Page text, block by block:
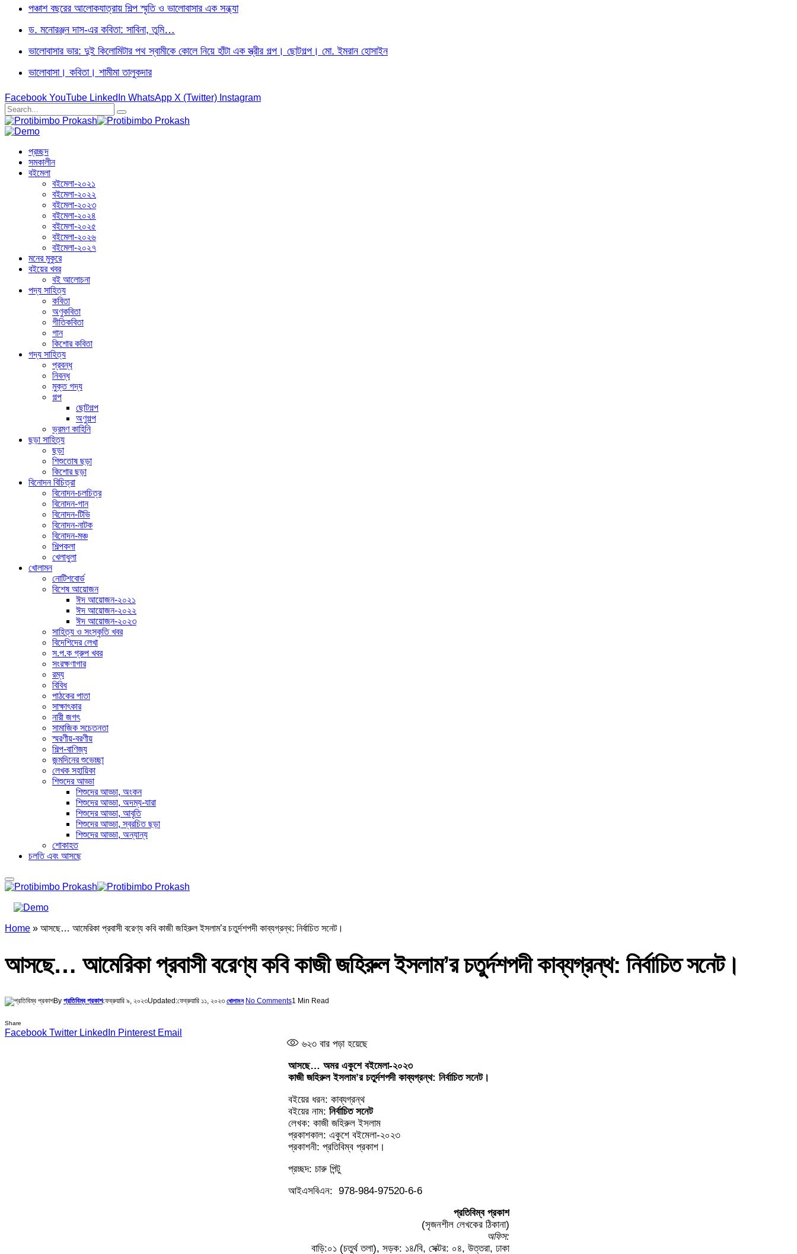
পঞ্চাশ বছরের আলোকযাত্রায় শিল্প স্মৃতি ও ভালোবাসার এক সন্ধ্যা
ড. মনোরঞ্জন দাস-এর কবিতা: সাবিনা, তুমি…
ভালোবাসার ভার: দুই কিলোমিটার পথ স্বামীকে কোলে নিয়ে হাঁটা এক স্ত্রীর গল্প। ছোটগল্প। ‎মো. ইমরান হোসাইন
ভালোবাসা। কবিতা। শামীমা তালুকদার
Facebook YouTube LinkedIn WhatsApp X (Twitter) Instagram
প্রচ্ছদ
সমকালীন
বইমেলা
বইমেলা-২০২১
বইমেলা-২০২২
বইমেলা-২০২৩
বইমেলা-২০২৪
বইমেলা-২০২৫
বইমেলা-২০২৬
বইমেলা-২০২৭
মনের মুকুরে
বইয়ের খবর
বই আলোচনা
পদ্য সাহিত্য
কবিতা
অণুকবিতা
গীতিকবিতা
গান
কিশোর কবিতা
গদ্য সাহিত্য
প্রবন্ধ
নিবন্ধ
মুক্ত গদ্য
গল্প
ছোটগল্প
অণুগল্প
ভ্রমণ কাহিনি
ছড়া সাহিত্য
ছড়া
শিশুতোষ ছড়া
কিশোর ছড়া
বিনোদন বিচিত্রা
বিনোদন-চলচিত্র
বিনোদন-গান
বিনোদন-টিভি
বিনোদন-নাটক
বিনোদন-মঞ্চ
শিল্পকলা
খেলাধুলা
খোলামন
নোটিশবোর্ড
বিশেষ আয়োজন
ঈদ আয়োজন-২০২১
ঈদ আয়োজন-২০২২
ঈদ আয়োজন-২০২৩
সাহিত্য ও সংস্কৃতি খবর
বিদেশিদের লেখা
স.প.ক গ্রুপ খবর
সংরক্ষণাগার
রম্য
বিবিধ
পাঠকের পাতা
সাক্ষাৎকার
নারী জগৎ
সামাজিক সচেতনতা
স্মরণীয়-বরণীয়
শিল্প-বাণিজ্য
জন্মদিনের শুভেচ্ছা
লেখক সহায়িকা
শিশুদের আড্ডা
শিশুদের আড্ডা, অংকন
শিশুদের আড্ডা, অদম্য-যারা
শিশুদের আড্ডা, আবৃতি
শিশুদের আড্ডা, স্বরচিত ছড়া
শিশুদের আড্ডা, অন্যান্য
শোকাহত
চলতি এবং আসছে
Home » আসছে… আমেরিকা প্রবাসী বরেণ্য কবি কাজী জহিরুল ইসলাম’র চতুর্দশপদী কাব্যগ্রন্থ: নির্বাচিত সনেট।
আসছে… আমেরিকা প্রবাসী বরেণ্য কবি কাজী জহিরুল ইসলাম’র চতুর্দশপদী কাব্যগ্রন্থ: নির্বাচিত সনেট।
By প্রতিবিম্ব প্রকাশফেব্রুয়ারি ৯, ২০২৩Updated:ফেব্রুয়ারি ১১, ২০২৩ খোলামন No Comments1 Min Read
Share
Facebook Twitter LinkedIn Pinterest Email
৬২৩বার পড়া হয়েছে
আসছে… অমর একুশে বইমেলা-২০২৩
কাজী জহিরুল ইসলাম’র চতুর্দশপদী কাব্যগ্রন্থ: নির্বাচিত সনেট।
বইয়ের ধরন: কাব্যগ্রন্থ
বইয়ের নাম: নির্বাচিত সনেট
লেখক: কাজী জহিরুল ইসলাম
প্রকাশকাল: একুশে বইমেলা-২০২৩
প্রকাশনী: প্রতিবিম্ব প্রকাশ।
প্রচ্ছদ: চারু পিন্টু
আইএসবিএন: 978-984-97520-6-6
প্রতিবিম্ব প্রকাশ
(সৃজনশীল লেখকের ঠিকানা)
অফিস:
বাড়ি:০১ (চতুর্থ তলা), সড়ক: ১৪/বি, সেক্টর: ০৪, উত্তরা, ঢাকা